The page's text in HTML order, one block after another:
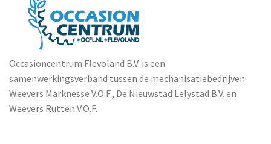
Occasioncentrum Flevoland B.V. is een
samenwerkingsverband tussen de mechanisatiebedrijven
Weevers Marknesse V.O.F., De Nieuwstad Lelystad B.V. en
Weevers Rutten V.O.F.